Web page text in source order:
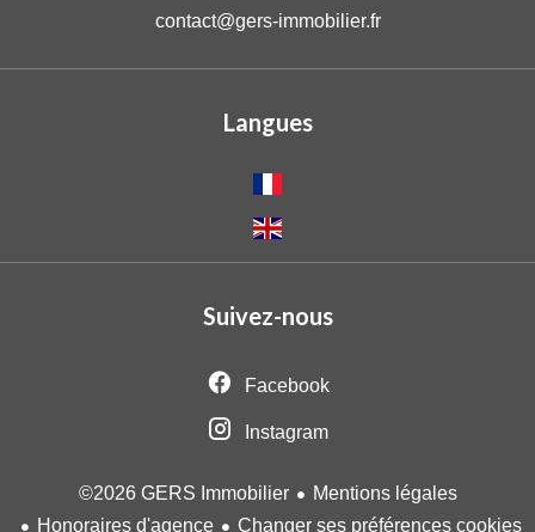
contact@gers-immobilier.fr
Langues
Suivez-nous
Facebook
Instagram
©2026 GERS Immobilier
Mentions légales
Honoraires d'agence
Changer ses préférences cookies